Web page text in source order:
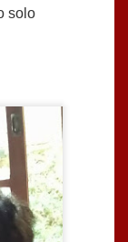
solo